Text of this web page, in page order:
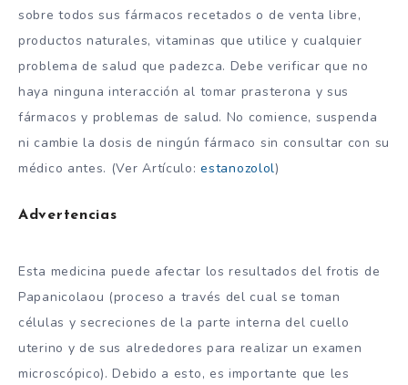
sobre todos sus fármacos recetados o de venta libre,
productos naturales, vitaminas que utilice y cualquier
problema de salud que padezca. Debe verificar que no
haya ninguna interacción al tomar prasterona y sus
fármacos y problemas de salud. No comience, suspenda
ni cambie la dosis de ningún fármaco sin consultar con su
médico antes. (Ver Artículo:estanozolol)
Advertencias
Esta medicina puede afectar los resultados del frotis de
Papanicolaou (proceso a través del cual se toman
células y secreciones de la parte interna del cuello
uterino y de sus alrededores para realizar un examen
microscópico). Debido a esto, es importante que les